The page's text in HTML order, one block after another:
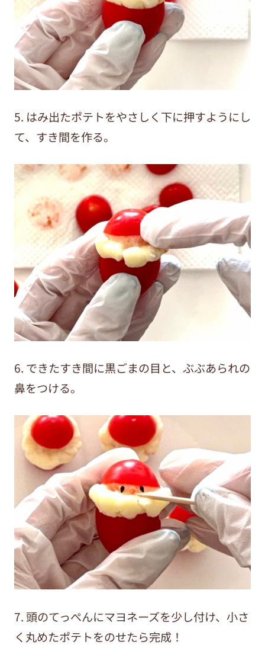
5. はみ出たポテトをやさしく下に押すようにし
て、すき間を作る。
6. できたすき間に黒ごまの目と、ぶぶあられの
鼻をつける。
7. 頭のてっぺんにマヨネーズを少し付け、小さ
く丸めたポテトをのせたら完成！